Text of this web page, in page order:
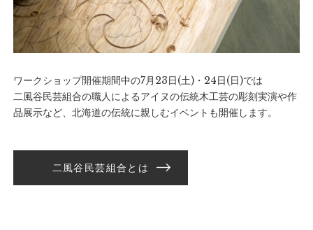
ワークショップ開催期間中の7月23日(土)・24日(日)では
二風谷民芸組合の職人によるアイヌの伝統木工芸の彫刻実演や作
品展示など、北海道の伝統に親しむイベントも開催します。
二風谷民芸組合とは